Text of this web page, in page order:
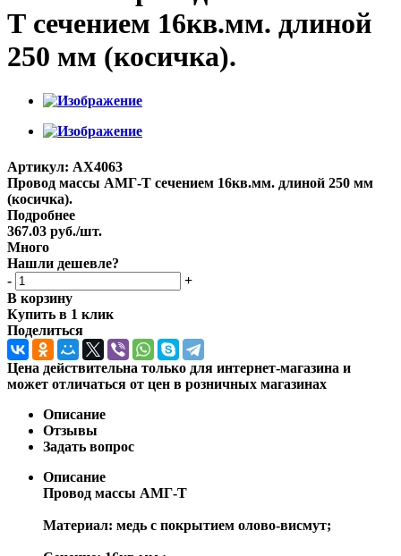
Т сечением 16кв.мм. длиной
250 мм (косичка).
Артикул: AX4063
Провод массы АМГ-Т сечением 16кв.мм. длиной 250 мм
(косичка).
Подробнее
367.03 руб./шт.
Много
Нашли дешевле?
-
+
В корзину
Купить в 1 клик
Поделиться
Цена действительна только для интернет-магазина и
может отличаться от цен в розничных магазинах
Описание
Отзывы
Задать вопрос
Описание
Провод массы АМГ-Т
Материал: медь с покрытием олово-висмут;